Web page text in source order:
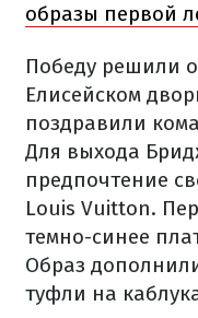
образы первой
Победу решили
Елисейском
поздравили
Для выхода
предпочтение
Louis Vuitton.
темно-синее
Образ
туфли на